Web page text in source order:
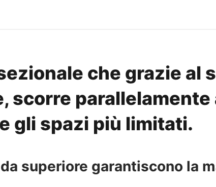
che grazie al
scorre parallelamente
gli spazi più limitati.
superiore garantiscono la